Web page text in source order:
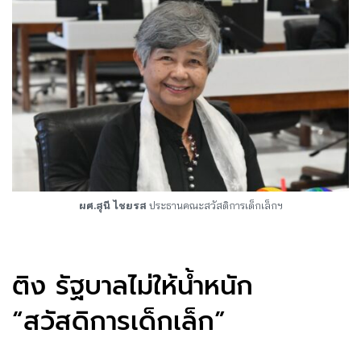
ผศ.สุนี ไชยรส ประธานคณะสวัสดิการเด็กเล็กฯ
ติง รัฐบาลไม่ให้น้ำหนัก
“สวัสดิการเด็กเล็ก”